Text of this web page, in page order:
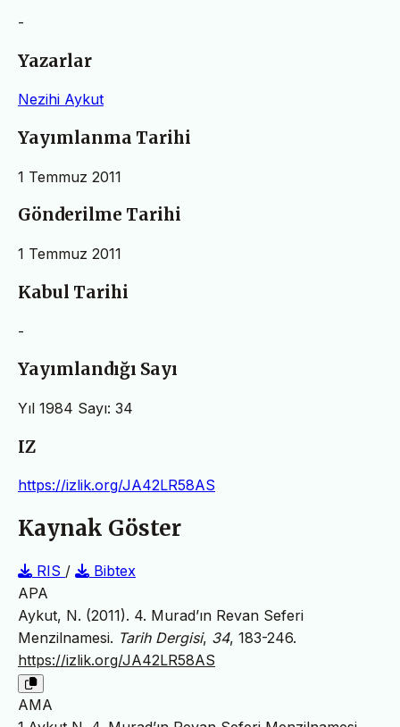
-
Yazarlar
Nezihi Aykut
Yayımlanma Tarihi
1 Temmuz 2011
Gönderilme Tarihi
1 Temmuz 2011
Kabul Tarihi
-
Yayımlandığı Sayı
Yıl 1984 Sayı: 34
IZ
https://izlik.org/JA42LR58AS
Kaynak Göster
RIS /
Bibtex
APA
Aykut, N. (2011). 4. Murad’ın Revan Seferi
Menzilnamesi. Tarih Dergisi, 34, 183-246.
https://izlik.org/JA42LR58AS
AMA